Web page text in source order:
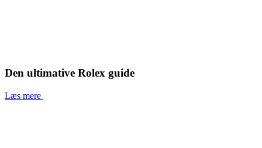
Den ultimative Rolex guide
Læs mere